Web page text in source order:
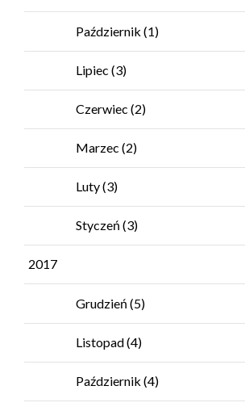
Październik (1)
Lipiec (3)
Czerwiec (2)
Marzec (2)
Luty(3)
Styczeń (3)
2017
Grudzień (5)
Listopad(4)
Październik (4)